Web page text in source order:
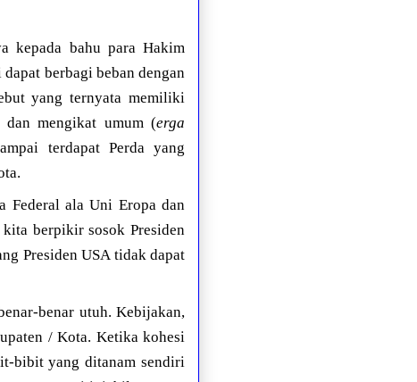
kepada bahu para Hakim
berbagi beban dengan
yang ternyata memiliki
mengikat umum (erga
terdapat Perda yang
Federal ala Uni Eropa dan
kita berpikir sosok Presiden
Presiden USA tidak dapat
benar utuh. Kebijakan,
/ Kota. Ketika kohesi
bibit yang ditanam sendiri